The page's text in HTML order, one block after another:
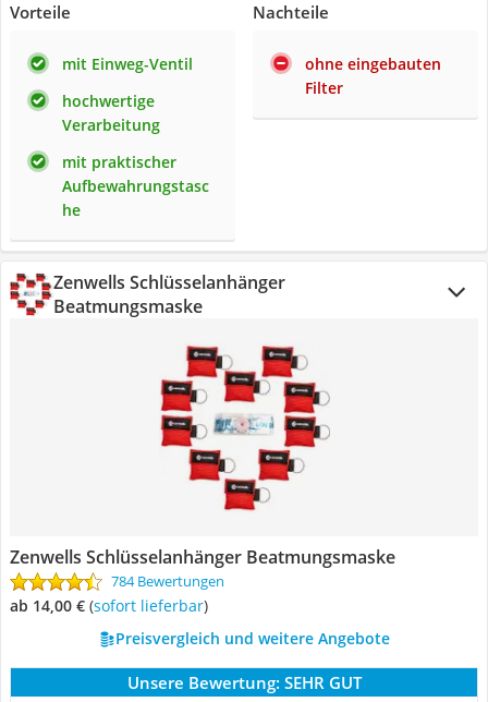
Vorteile
mit Einweg-Ventil
hochwertige
Verarbeitung
mit praktischer
Aufbewahrungstasc
he
Nachteile
ohne eingebauten
Filter
Zenwells Schlüsselanhänger
Beatmungsmaske
Zenwells Schlüsselanhänger Beatmungsmaske
784 Bewertungen
ab 14,00 € ( Sofort lieferbar)
Preisvergleich und weitere Angebote
Unsere Bewertung: SEHR GUT